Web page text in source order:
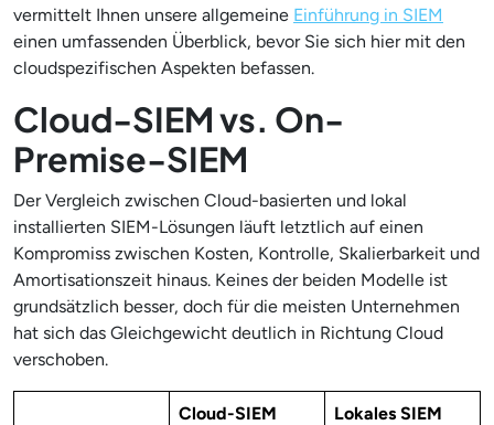
vermittelt Ihnen unsere allgemeine Einführung in SIEM
einen umfassenden Überblick, bevor Sie sich hier mit den
cloudspezifischen Aspekten befassen.
Cloud-SIEM vs. On-
Premise-SIEM
Der Vergleich zwischen Cloud-basierten und lokal
installierten SIEM-Lösungen läuft letztlich auf einen
Kompromiss zwischen Kosten, Kontrolle, Skalierbarkeit und
Amortisationszeit hinaus. Keines der beiden Modelle ist
grundsätzlich besser, doch für die meisten Unternehmen
hat sich das Gleichgewicht deutlich in Richtung Cloud
verschoben.
Cloud-SIEM Lokales SIEM